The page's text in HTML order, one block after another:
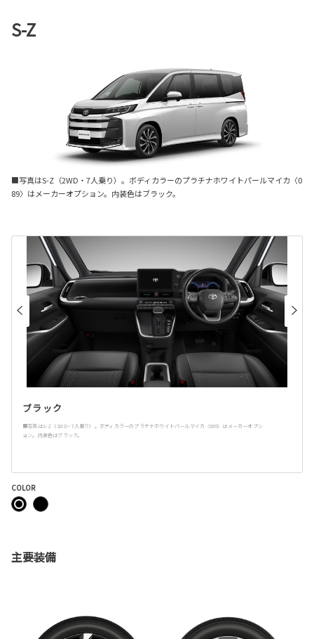
S-Z
■写真はS-Z（2WD・7人乗り）。ボディカラーのプラチナホワイトパールマイカ〈0
89〉はメーカーオプション。内装色はブラック。
ブラック
■写真はS-Z（2WD・7人乗り）。ボディカラーのプラチナホワイトパールマイカ〈089〉はメーカーオプシ
ョン。内装色はブラック。
COLOR
主要装備